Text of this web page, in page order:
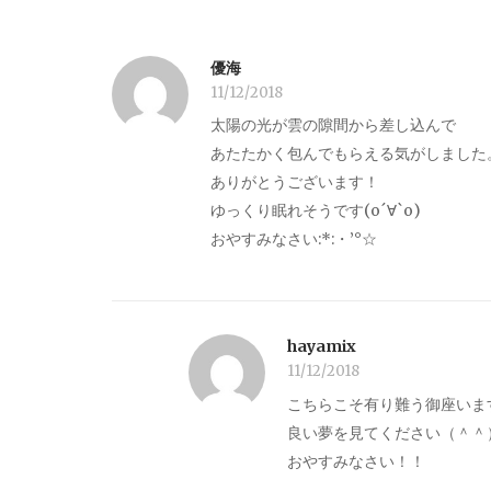
優海
11/12/2018
太陽の光が雲の隙間から差し込んで
あたたかく包んでもらえる気がしました。
ありがとうございます！
ゆっくり眠れそうです(о´∀`о)
おやすみなさい:*:・’°☆
hayamix
11/12/2018
こちらこそ有り難う御座いま
良い夢を見てください（＾＾）
おやすみなさい！！